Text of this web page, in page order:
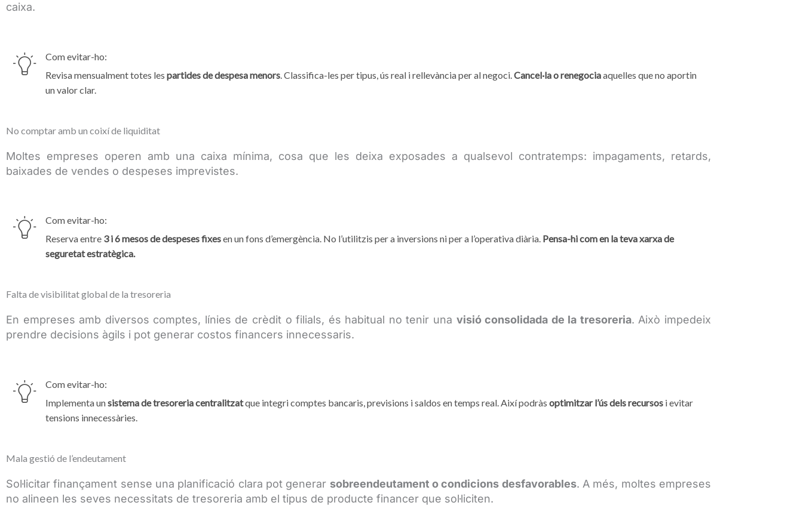
caixa.
Com evitar-ho:
Revisa mensualment totes les partides de despesa menors . Classifica-les per tipus, ús real i rellevància per al negoci. Cancel·la o renegociaaquelles que no aportin
un valor clar.
No comptar amb un coixí de liquiditat
Moltes empreses operen amb una caixa mínima, cosa que les deixa exposades a qualsevol contratemps: impagaments, retards,
baixades de vendes o despeses imprevistes.
Com evitar-ho:
Reserva entre 3 i 6 mesos de despeses fixesen un fons d’emergència. No l’utilitzis per a inversions ni per a l’operativa diària. Pensa-hi com en la teva xarxa de
seguretat estratègica.
Falta de visibilitat global de la tresoreria
En empreses amb diversos comptes, línies de crèdit o filials, és habitual no tenir una visió consolidada de la tresoreria. Això impedeix
prendre decisions àgils i pot generar costos financers innecessaris.
Com evitar-ho:
Implementa unsistema de tresoreria centralitzatque integri comptes bancaris, previsions i saldos en temps real. Així podràs optimitzar l’ús dels recursos i evitar
tensions innecessàries.
Mala gestió de l’endeutament
Sol·licitar finançament sense una planificació clara pot generar sobreendeutament o condicions desfavorables. A més, moltes empreses
no alineen les seves necessitats de tresoreria amb el tipus de producte financer que sol·liciten.